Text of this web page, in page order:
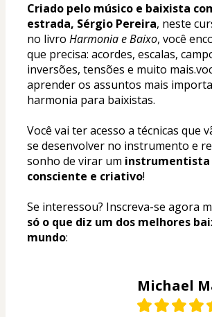
Criado pelo músico e baixista
estrada, Sérgio Pereira, neste
no livro Harmonia e Baixo, você
que precisa: acordes, escalas,
inversões, tensões e muito
aprender os assuntos mais
harmonia para baixistas.
Você vai ter acesso a técnicas que
se desenvolver no instrumento e
sonho de virar um instrumentista
consciente e criativo!
Se interessou? Inscreva-se agora
só o que diz um dos melhores
mundo:
Michael